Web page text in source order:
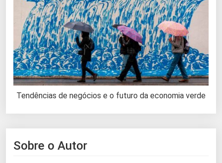
Tendências de negócios e o futuro da economia verde
Sobre o Autor